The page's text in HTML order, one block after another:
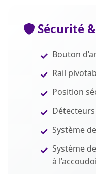
Sécurité
Bouton
Rail
Position
Système
Système
à